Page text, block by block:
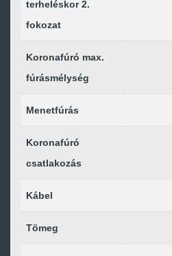
terheléskor 2.
fokozat
Koronafúró max.
fúrásmélység
Menetfúrás
Koronafúró
csatlakozás
Kábel
Tömeg